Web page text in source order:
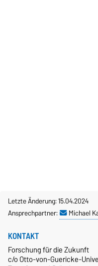
Letzte Änderung: 15.04.2024
Ansprechpartner:
Michael
KONTAKT
Forschung für die Zukunft
c/o Otto-von-Guericke-